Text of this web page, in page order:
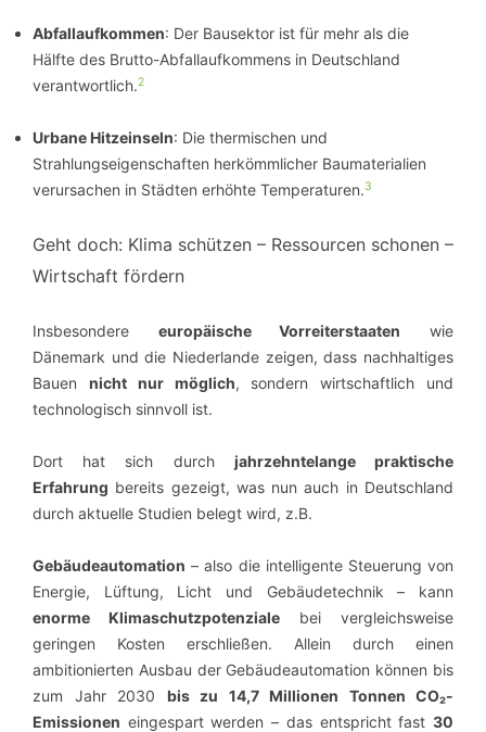
Abfallaufkommen: Der Bausektor ist für mehr als die
Hälfte des Brutto-Abfallaufkommens in Deutschland
verantwortlich.2
Urbane Hitzeinseln: Die thermischen und
Strahlungseigenschaften herkömmlicher Baumaterialien
verursachen in Städten erhöhte Temperaturen.3
Geht doch: Klima schützen – Ressourcen schonen –
Wirtschaft fördern
Insbesondere europäische Vorreiterstaaten wie
Dänemark und die Niederlande zeigen, dass nachhaltiges
Bauen nicht nur möglich, sondern wirtschaftlich und
technologisch sinnvoll ist.
Dort hat sich durch jahrzehntelange praktische
Erfahrung bereits gezeigt, was nun auch in Deutschland
durch aktuelle Studien belegt wird, z.B.
Gebäudeautomation – also die intelligente Steuerung von
Energie, Lüftung, Licht und Gebäudetechnik – kann
enorme Klimaschutzpotenziale bei vergleichsweise
geringen Kosten erschließen. Allein durch einen
ambitionierten Ausbau der Gebäudeautomation können bis
zum Jahr 2030 bis zu 14,7 Millionen Tonnen CO₂-
Emissionen eingespart werden – das entspricht fast 30